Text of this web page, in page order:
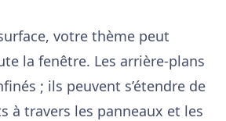
votre thème peut
la fenêtre. Les arrière-plans
; ils peuvent s’étendre de
à travers les panneaux et les